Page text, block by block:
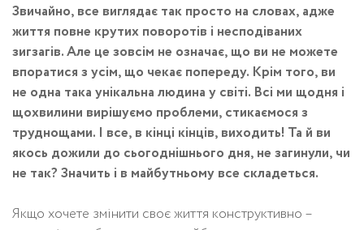
Звичайно, все виглядає так просто на словах, адже
життя повне крутих поворотів і несподіваних
зигзагів. Але це зовсім не означає, що ви не можете
впоратися з усім, що чекає попереду. Крім того, ви
не одна така унікальна людина у світі. Всі ми щодня і
щохвилини вирішуємо проблеми, стикаємося з
труднощами. І все, в кінці кінців, виходить! Та й ви
якось дожили до сьогоднішнього дня, не загинули, чи
не так? Значить і в майбутньому все складеться.
Якщо хочете змінити своє життя конструктивно –